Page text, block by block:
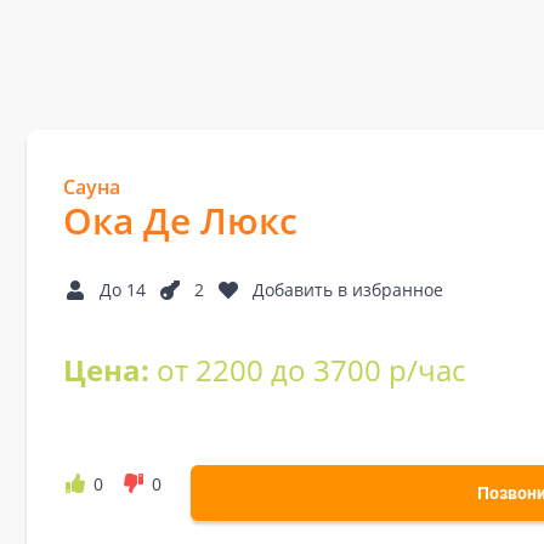
Сауна
Ока Де Люкс
До 14 2 Добавить в избранное
Цена: от 2200 до 3700 р/час
0 0